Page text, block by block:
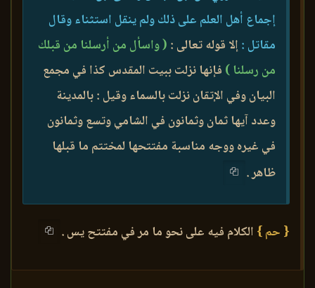
إجماع أهل العلم على ذلك ولم ينقل استثناء وقال
مقاتل :إلا قوله تعالى : ( واسأل من أرسلنا من قبلك
من رسلنا ) فإنها نزلت ببيت المقدس كذا في مجمع
البيان وفي الإتقان نزلت بالسماء وقيل : بالمدينة
وعدد آيها ثمان وثمانون في الشامي وتسع وثمانون
في غيره ووجه مناسبة مفتتحها لمختتم ما قبلها
ظاهر .
{ حم } الكلام فيه على نحو ما مر في مفتتح يس .